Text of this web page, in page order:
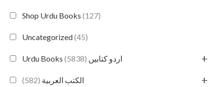
Shop Urdu Books (127)
Uncategorized(45)
Urdu Books اردو کتابیں (5838) +
الكتب العربية (582) +